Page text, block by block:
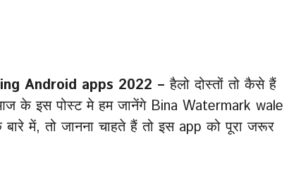
Android apps 2022 –हैलो दोस्तों तो कैसे हैं
के इस पोस्ट मे हम जानेंगे Bina Watermark wale
में, तो जानना चाहते हैं तो इस app को पूरा जरूर